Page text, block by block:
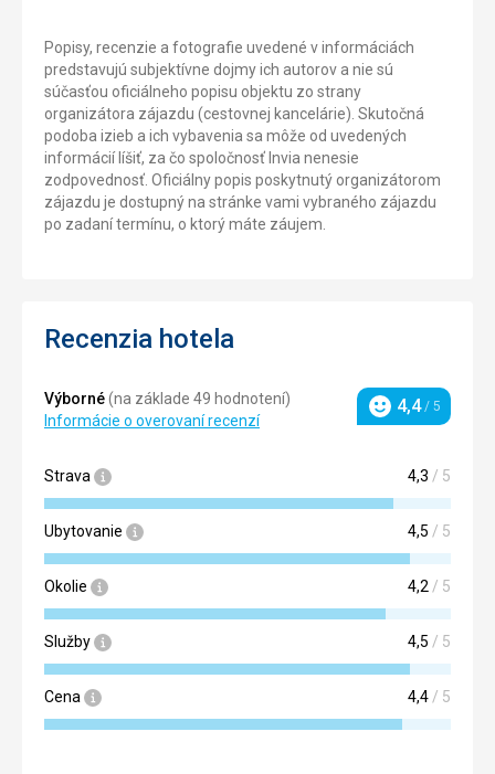
Popisy, recenzie a fotografie uvedené v informáciách
predstavujú subjektívne dojmy ich autorov a nie sú
súčasťou oficiálneho popisu objektu zo strany
organizátora zájazdu (cestovnej kancelárie). Skutočná
podoba izieb a ich vybavenia sa môže od uvedených
informácií líšiť, za čo spoločnosť Invia nenesie
zodpovednosť. Oficiálny popis poskytnutý organizátorom
zájazdu je dostupný na stránke vami vybraného zájazdu
po zadaní termínu, o ktorý máte záujem.
Recenzia hotela
Výborné(na základe 49 hodnotení)
Informácie o overovaní recenzí
Hodnotenie
4,4/ 5
Strava 4,3 / 5
Ubytovanie 4,5 / 5
Okolie 4,2 / 5
Služby 4,5 / 5
Cena 4,4 / 5